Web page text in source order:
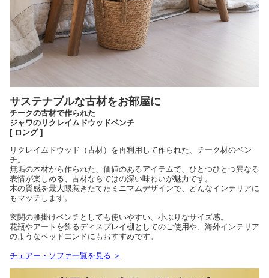
サステナブルな古材をお部屋に
チークの古材で作られた
ジャワのリクレイムドウッドベンチ
[ ロング ]
リクレイムドウッド（古材）を再利用して作られた、チーク材のベン
チ。
無垢の木材から作られた、価値のあるアイテムで、ひとつひとつ異なる
表情が楽しめる、古材ならではの深い味わいが魅力です。
木の質感を最大限惹きたてたミニマムデザインで、どんなインテリアに
もマッチします。
玄関の腰掛けベンチとしても使いやすい、小ぶりなサイズ感。
花瓶やアートを飾るディスプレイ棚としてのご使用や、海外インテリア
のようなベッドエンドにもおすすめです。
チェアー・ソファ一覧を見る ＞